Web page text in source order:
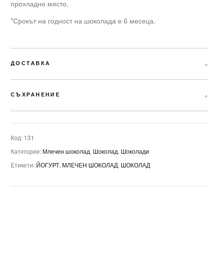
прохладно място.
*Срокът на годност на шоколада е 6 месеца.
ДОСТАВКА
СЪХРАНЕНИЕ
Код: 131
Категории: Млечен шоколад, Шоколад, Шоколади
Етикети: ЙОГУРТ, МЛЕЧЕН ШОКОЛАД, ШОКОЛАД